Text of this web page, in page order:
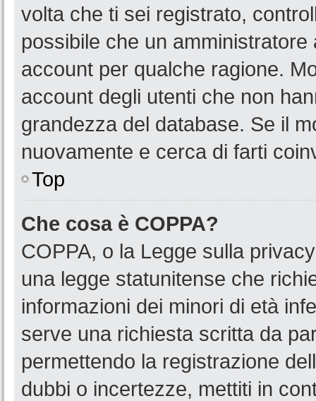
volta che ti sei registrato,
possibile che un
account per qualche ragione.
account degli utenti che non
grandezza del database. Se il
nuovamente e cerca di farti
Top
Che cosa è COPPA?
COPPA, o la Legge sulla
una legge statunitense che
informazioni dei minori di età
serve una richiesta scritta da
permettendo la registrazione
dubbi o incertezze, mettiti in